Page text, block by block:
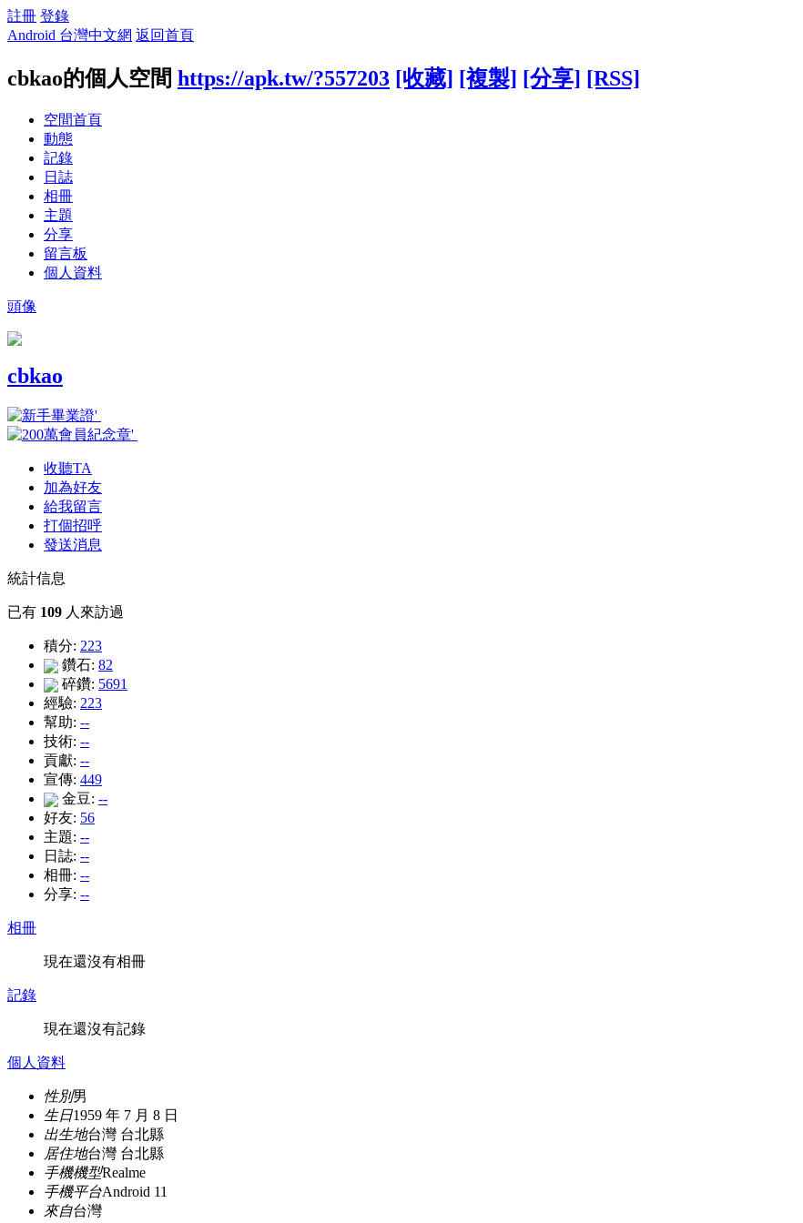
註冊 登錄
Android 台灣中文網 返回首頁
cbkao的個人空間 https://apk.tw/?557203 [收藏] [複製] [分享] [RSS]
空間首頁
動態
記錄
日誌
相冊
主題
分享
留言板
個人資料
頭像
cbkao
收聽TA
加為好友
給我留言
打個招呼
發送消息
統計信息
已有 109 人來訪過
積分: 223
鑽石: 82
碎鑽: 5691
經驗: 223
幫助: --
技術: --
貢獻: --
宣傳: 449
金豆: --
好友: 56
主題: --
日誌: --
相冊: --
分享: --
相冊
現在還沒有相冊
記錄
現在還沒有記錄
個人資料
性別男
生日1959 年 7 月 8 日
出生地台灣 台北縣
居住地台灣 台北縣
手機機型Realme
手機平台Android 11
來自台灣